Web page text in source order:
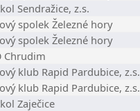
Sendražice, z.s.
spolek Železné hory
spolek Železné hory
Chrudim
klub Rapid Pardubice, z.s.
klub Rapid Pardubice, z.s.
Zaječice